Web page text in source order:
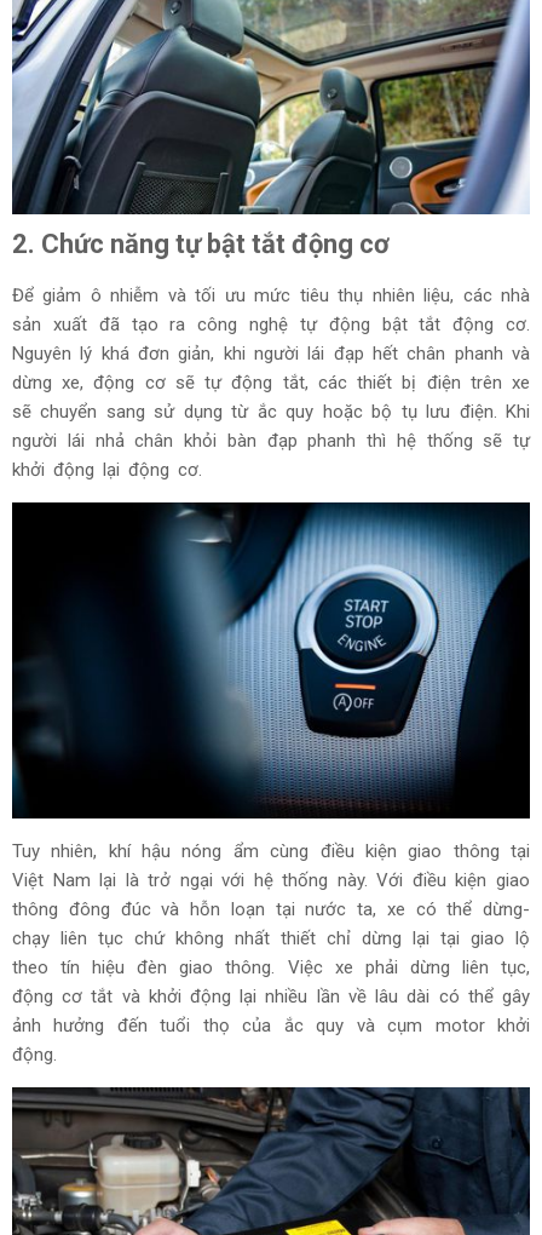
2. Chức năng tự bật tắt động cơ
Để giảm ô nhiễm và tối ưu mức tiêu thụ nhiên liệu, các nhà
sản xuất đã tạo ra công nghệ tự động bật tắt động cơ.
Nguyên lý khá đơn giản, khi người lái đạp hết chân phanh và
dừng xe, động cơ sẽ tự động tắt, các thiết bị điện trên xe
sẽ chuyển sang sử dụng từ ắc quy hoặc bộ tụ lưu điện. Khi
người lái nhả chân khỏi bàn đạp phanh thì hệ thống sẽ tự
khởi động lại động cơ.
Tuy nhiên, khí hậu nóng ẩm cùng điều kiện giao thông tại
Việt Nam lại là trở ngại với hệ thống này. Với điều kiện giao
thông đông đúc và hỗn loạn tại nước ta, xe có thể dừng-
chạy liên tục chứ không nhất thiết chỉ dừng lại tại giao lộ
theo tín hiệu đèn giao thông. Việc xe phải dừng liên tục,
động cơ tắt và khởi động lại nhiều lần về lâu dài có thể gây
ảnh hưởng đến tuổi thọ của ắc quy và cụm motor khởi
động.